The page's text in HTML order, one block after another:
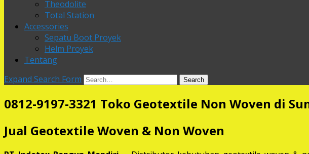
Theodolite
Total Station
Accessories
Sepatu Boot Proyek
Helm Proyek
Tentang
Expand Search Form
Search
0812-9197-3321 Toko Geotextile Non Woven di
Jual Geotextile Woven & Non Woven